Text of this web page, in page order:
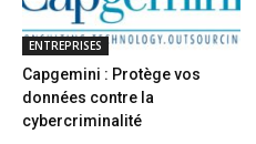
ENTREPRISES
Capgemini : Protège vos
données contre la
cybercriminalité